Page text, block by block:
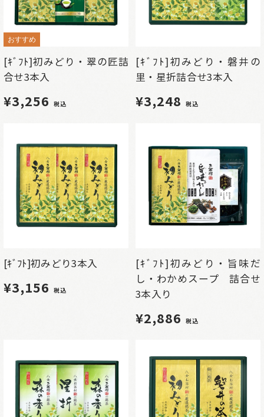
おすすめ
[ｷﾞﾌﾄ]初みどり・翠の匠詰
合せ3本入
¥3,256 税込
[ｷﾞﾌﾄ]初みどり・磐井の
里・星折詰合せ3本入
¥3,248 税込
[ｷﾞﾌﾄ]初みどり3本入
¥3,156 税込
[ｷﾞﾌﾄ]初みどり・旨味だ
し・わかめスープ 詰合せ
3本入り
¥2,886 税込